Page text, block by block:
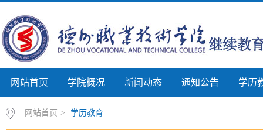
网站首页 学院概况 新闻动态 通知公告 学历
网站首页 > 学历教育